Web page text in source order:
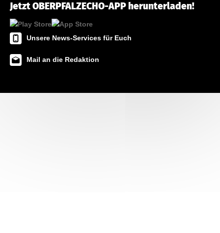
Jetzt OBERPFALZECHO-APP herunterladen!
Unsere News-Services für Euch
Mail an die Redaktion